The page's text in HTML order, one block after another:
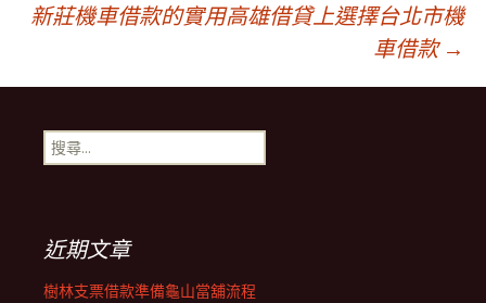
章
導
覽
新莊機車借款的實用高雄借貸上選擇台北市機
車借款 →
搜
尋
近期文章
樹林支票借款準備龜山當舖流程